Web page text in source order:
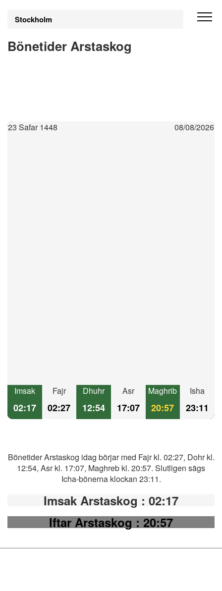
Stockholm
Bönetider Arstaskog
23 Safar 1448 08/08/2026
Imsak
02:17
Fajr
02:27
Dhuhr
12:54
Asr
17:07
Maghrib
20:57
Isha
23:11
Bönetider Arstaskog idag börjar med Fajr kl. 02:27, Dohr kl.
12:54, Asr kl. 17:07, Maghreb kl. 20:57. Slutligen sägs
Icha-bönerna klockan 23:11.
Imsak Arstaskog : 02:17
Iftar Arstaskog: 20:57